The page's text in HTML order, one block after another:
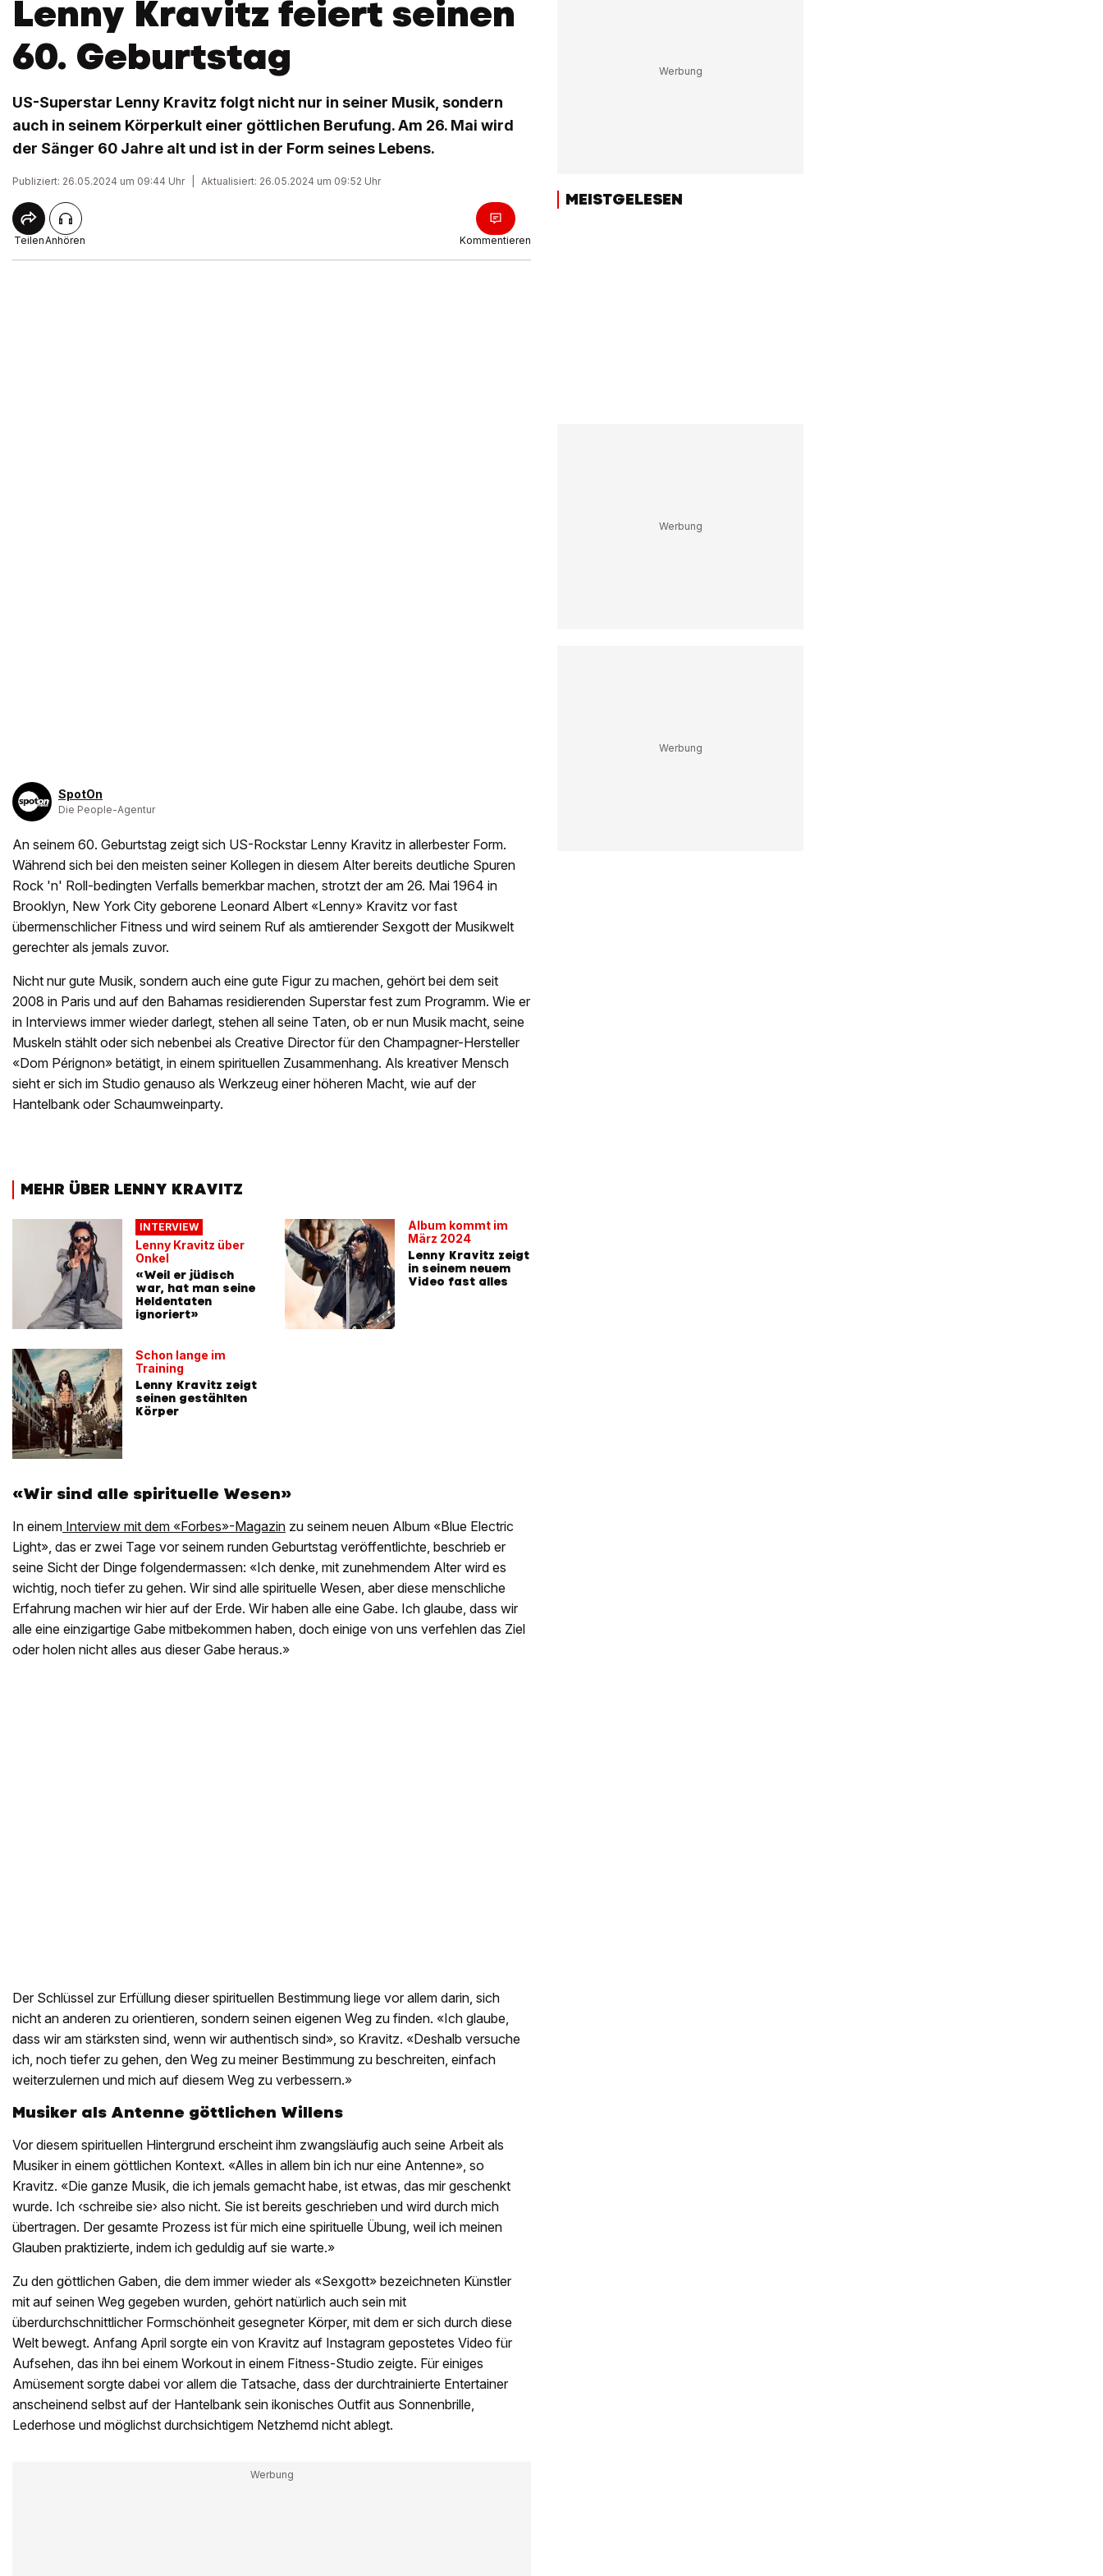
Lenny Kravitz feiert seinen
60. Geburtstag
US-Superstar Lenny Kravitz folgt nicht nur in seiner Musik, sondern
auch in seinem Körperkult einer göttlichen Berufung. Am 26. Mai wird
der Sänger 60 Jahre alt und ist in der Form seines Lebens.
Publiziert: 26.05.2024 um 09:44 Uhr Aktualisiert: 26.05.2024 um 09:52 Uhr
TeilenAnhören Kommentieren
SpotOn
Die People-Agentur
An seinem 60. Geburtstag zeigt sich US-Rockstar Lenny Kravitz in allerbester Form.
Während sich bei den meisten seiner Kollegen in diesem Alter bereits deutliche Spuren
Rock 'n' Roll-bedingten Verfalls bemerkbar machen, strotzt der am 26. Mai 1964 in
Brooklyn, New York City geborene Leonard Albert «Lenny» Kravitz vor fast
übermenschlicher Fitness und wird seinem Ruf als amtierender Sexgott der Musikwelt
gerechter als jemals zuvor.
Nicht nur gute Musik, sondern auch eine gute Figur zu machen, gehört bei dem seit
2008 in Paris und auf den Bahamas residierenden Superstar fest zum Programm. Wie er
in Interviews immer wieder darlegt, stehen all seine Taten, ob er nun Musik macht, seine
Muskeln stählt oder sich nebenbei als Creative Director für den Champagner-Hersteller
«Dom Pérignon» betätigt, in einem spirituellen Zusammenhang. Als kreativer Mensch
sieht er sich im Studio genauso als Werkzeug einer höheren Macht, wie auf der
Hantelbank oder Schaumweinparty.
MEHR ÜBER LENNY KRAVITZ
INTERVIEW
Lenny Kravitz über
Onkel
«Weil er jüdisch
war, hat man seine
Heldentaten
ignoriert»
Schon lange im
Training
Lenny Kravitz zeigt
seinen gestählten
Körper
Album kommt im
März 2024
Lenny Kravitz zeigt
in seinem neuem
Video fast alles
«Wir sind alle spirituelle Wesen»
In einem Interview mit dem «Forbes»-Magazin zu seinem neuen Album «Blue Electric
Light», das er zwei Tage vor seinem runden Geburtstag veröffentlichte, beschrieb er
seine Sicht der Dinge folgendermassen: «Ich denke, mit zunehmendem Alter wird es
wichtig, noch tiefer zu gehen. Wir sind alle spirituelle Wesen, aber diese menschliche
Erfahrung machen wir hier auf der Erde. Wir haben alle eine Gabe. Ich glaube, dass wir
alle eine einzigartige Gabe mitbekommen haben, doch einige von uns verfehlen das Ziel
oder holen nicht alles aus dieser Gabe heraus.»
Der Schlüssel zur Erfüllung dieser spirituellen Bestimmung liege vor allem darin, sich
nicht an anderen zu orientieren, sondern seinen eigenen Weg zu finden. «Ich glaube,
dass wir am stärksten sind, wenn wir authentisch sind», so Kravitz. «Deshalb versuche
ich, noch tiefer zu gehen, den Weg zu meiner Bestimmung zu beschreiten, einfach
weiterzulernen und mich auf diesem Weg zu verbessern.»
Musiker als Antenne göttlichen Willens
Vor diesem spirituellen Hintergrund erscheint ihm zwangsläufig auch seine Arbeit als
Musiker in einem göttlichen Kontext. «Alles in allem bin ich nur eine Antenne», so
Kravitz. «Die ganze Musik, die ich jemals gemacht habe, ist etwas, das mir geschenkt
wurde. Ich ‹schreibe sie› also nicht. Sie ist bereits geschrieben und wird durch mich
übertragen. Der gesamte Prozess ist für mich eine spirituelle Übung, weil ich meinen
Glauben praktizierte, indem ich geduldig auf sie warte.»
Zu den göttlichen Gaben, die dem immer wieder als «Sexgott» bezeichneten Künstler
mit auf seinen Weg gegeben wurden, gehört natürlich auch sein mit
überdurchschnittlicher Formschönheit gesegneter Körper, mit dem er sich durch diese
Welt bewegt. Anfang April sorgte ein von Kravitz auf Instagram gepostetes Video für
Aufsehen, das ihn bei einem Workout in einem Fitness-Studio zeigte. Für einiges
Amüsement sorgte dabei vor allem die Tatsache, dass der durchtrainierte Entertainer
anscheinend selbst auf der Hantelbank sein ikonisches Outfit aus Sonnenbrille,
Lederhose und möglichst durchsichtigem Netzhemd nicht ablegt.
MEISTGELESEN